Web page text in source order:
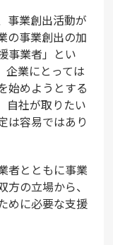
事業創出活動が
の事業創出の加
事業者」とい
企業にとっては
始めようとする
自社が取りたい
は容易ではあり
者とともに事業
の立場から、
めに必要な支援